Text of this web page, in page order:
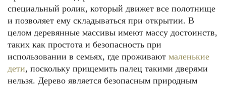
специальный ролик, который движет все полотнище
и позволяет ему складываться при открытии. В
целом деревянные массивы имеют массу достоинств,
таких как простота и безопасность при
использовании в семьях, где проживают маленькие
дети, поскольку прищемить палец такими дверями
нельзя. Дерево является безопасным природным